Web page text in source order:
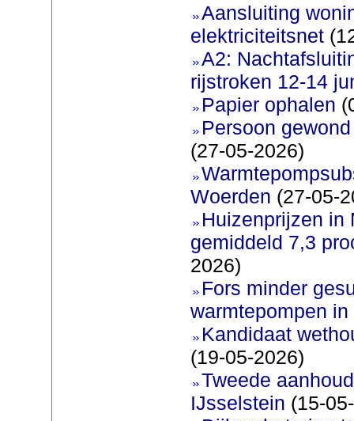
Aansluiting
elektriciteitsnet
A2:
rijstroken 12-14
Papier ophalen
Persoon
(27-05-2026)
Woerden (27-05-
Huizenprijzen in
gemiddeld 7,3
2026)
Fors minder
warmtepompen in
Kandidaat
(19-05-2026)
Tweede
IJsselstein (15-